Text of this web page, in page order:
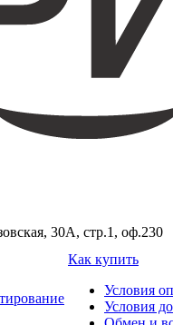
30А, стр.1, оф.230
Как купить
Условия
Условия